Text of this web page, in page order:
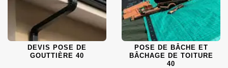
DEVIS POSE DE
GOUTTIÈRE 40
POSE DE BÂCHE ET
BÂCHAGE DE TOITURE
40